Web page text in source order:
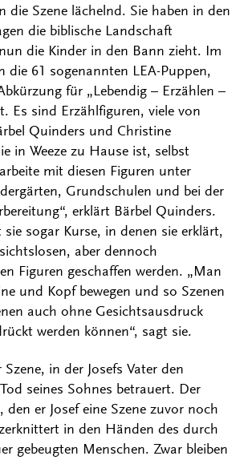
die Szene lächelnd. Sie haben in den
die biblische Landschaft
die Kinder in den Bann zieht. Im
die 61 sogenannten LEA-Puppen,
für „Lebendig – Erzählen –
Es sind Erzählfiguren, viele von
Quinders und Christine
in Weeze zu Hause ist, selbst
mit diesen Figuren unter
Grundschulen und bei der
erklärt Bärbel Quinders.
sie sogar Kurse, in denen sie erklärt,
aber dennoch
Figuren geschaffen werden. „Man
und Kopf bewegen und so Szenen
auch ohne Gesichtsausdruck
werden können“, sagt sie.
in der Josefs Vater den
seines Sohnes betrauert. Der
er Josef eine Szene zuvor noch
in den Händen des durch
gebeugten Menschen. Zwar bleiben